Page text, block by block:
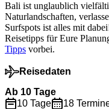
Bali ist unglaublich
Naturlandschaften,
Surfspots ist alles mit
Reisetipps für Eure
Tipps vorbei.
Reisedaten
Ab 10 Tage
10 Tage
18